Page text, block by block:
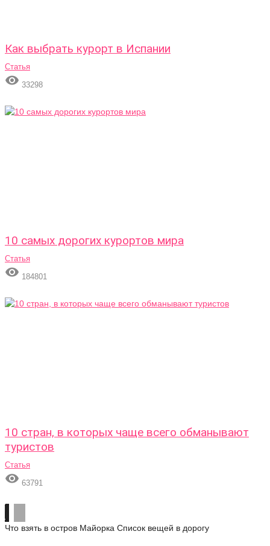
Как выбрать курорт в Испании
Статья
 33298
10 самых дорогих курортов мира
Статья
 184801
10 стран, в которых чаще всего обманывают
туристов
Статья
 63791
Что взять в остров Майорка Список вещей в дорогу